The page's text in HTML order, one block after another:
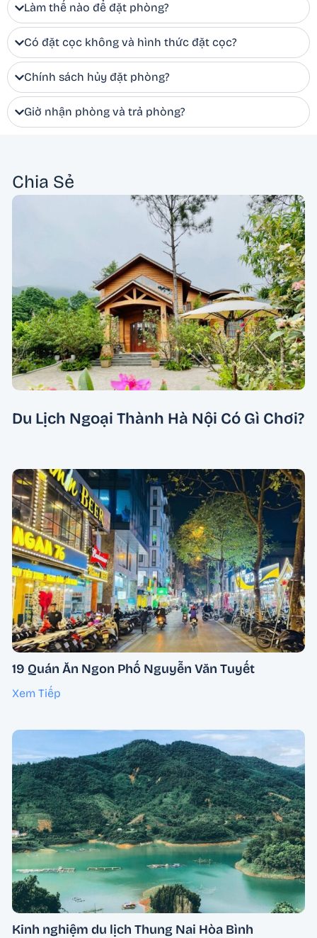
Làm thế nào để đặt phòng?
Có đặt cọc không và hình thức đặt cọc?
Chính sách hủy đặt phòng?
Giờ nhận phòng và trả phòng?
Chia Sẻ
Du Lịch Ngoại Thành Hà Nội Có Gì Chơi?
19 Quán Ăn Ngon Phố Nguyễn Văn Tuyết
Xem Tiếp
Kinh nghiệm du lịch Thung Nai Hòa Bình